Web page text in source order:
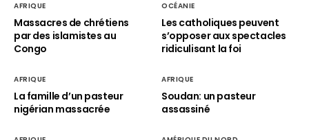
AFRIQUE
Massacres de chrétiens
par des islamistes au
Congo
OCÉANIE
Les catholiques peuvent
s’opposer aux spectacles
ridiculisant la foi
AFRIQUE
La famille d’un pasteur
nigérian massacrée
AFRIQUE
Soudan: un pasteur
assassiné